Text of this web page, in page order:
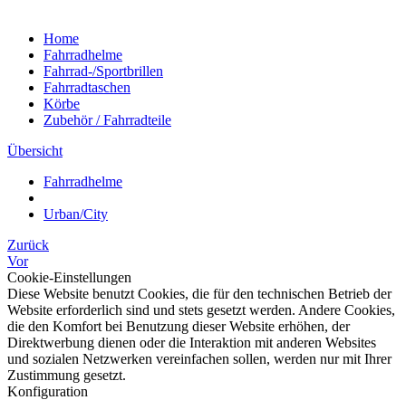
Home
Fahrradhelme
Fahrrad-/Sportbrillen
Fahrradtaschen
Körbe
Zubehör / Fahrradteile
Übersicht
Fahrradhelme
Urban/City
Zurück
Vor
Cookie-Einstellungen
Diese Website benutzt Cookies, die für den technischen Betrieb der
Website erforderlich sind und stets gesetzt werden. Andere Cookies,
die den Komfort bei Benutzung dieser Website erhöhen, der
Direktwerbung dienen oder die Interaktion mit anderen Websites
und sozialen Netzwerken vereinfachen sollen, werden nur mit Ihrer
Zustimmung gesetzt.
Konfiguration